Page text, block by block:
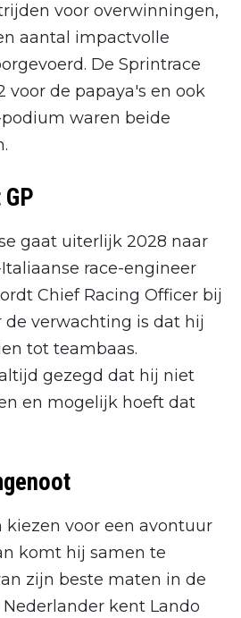
voor overwinningen,
aantal impactvolle
De Sprintrace
voor de papaya's en ook
waren beide
gaat uiterlijk 2028 naar
race-engineer
Chief Racing Officer bij
de verwachting is dat hij
tot teambaas.
gezegd dat hij niet
en mogelijk hoeft dat
kiezen voor een avontuur
komt hij samen te
zijn beste maten in de
kent Lando